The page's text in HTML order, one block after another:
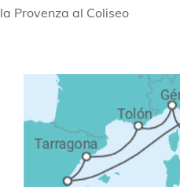
la Provenza al Coliseo